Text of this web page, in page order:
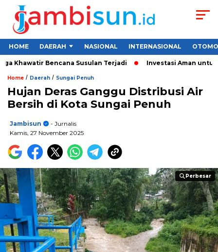
HOME DAERAH NASIONAL INTERNASIONAL
Bencana Susulan Terjadi Investasi Aman untuk
Home / Daerah / Sungai Penuh
Hujan Deras Ganggu Distribusi Air
Bersih di Kota Sungai Penuh
Jambisun
- Jurnalis
Kamis, 27 November 2025
Perbesar
Perbesar